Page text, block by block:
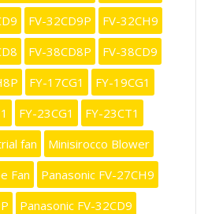
FV-32CD9P
FV-32CH9
FV-38CD8P
FV-38CD9
FY-17CG1
FY-19CG1
FY-23CG1
FY-23CT1
fan
Minisirocco Blower
Fan
Panasonic FV-27CH9
Panasonic FV-32CD9